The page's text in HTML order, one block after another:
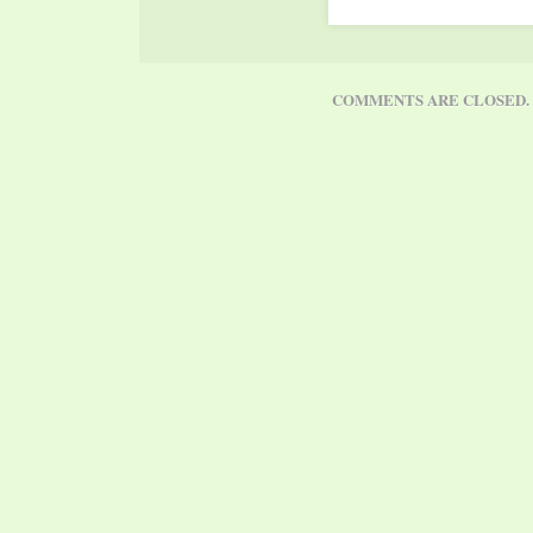
COMMENTS ARE CLOSED.